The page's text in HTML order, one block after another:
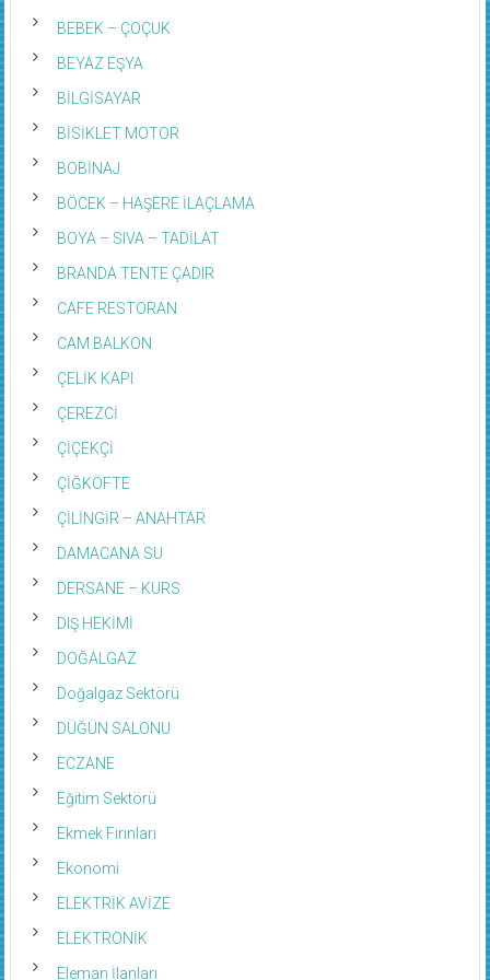
BEBEK – ÇOÇUK
BEYAZ EŞYA
BİLGİSAYAR
BİSİKLET MOTOR
BOBİNAJ
BÖCEK – HAŞERE İLAÇLAMA
BOYA – SIVA – TADİLAT
BRANDA TENTE ÇADIR
CAFE RESTORAN
CAM BALKON
ÇELİK KAPI
ÇEREZCİ
ÇİÇEKÇİ
ÇİĞKÖFTE
ÇİLİNGİR – ANAHTAR
DAMACANA SU
DERSANE – KURS
DIŞ HEKİMİ
DOĞALGAZ
Doğalgaz Sektörü
DÜĞÜN SALONU
ECZANE
Eğitim Sektörü
Ekmek Fırınları
Ekonomi
ELEKTRİK AVİZE
ELEKTRONİK
Eleman İlanları